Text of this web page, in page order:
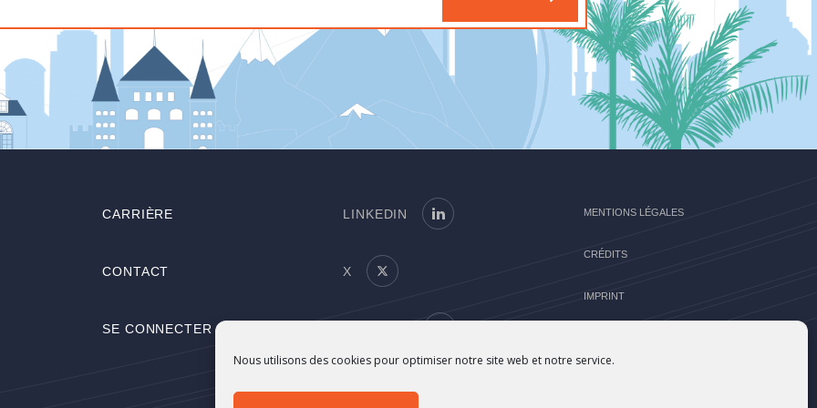
Nous utilisons des cookies pour optimiser notre site web et notre service.
CARRIÈRE
CONTACT
SE CONNECTER
LINKEDIN
X
MENTIONS LÉGALES
CRÉDITS
IMPRINT